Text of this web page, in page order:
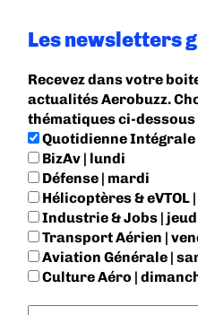
Les newsletters
Recevez dans votre
actualités Aerobuzz.
thématiques ci-dessous
Quotidienne Intégrale
BizAv | lundi
Défense | mardi
Hélicoptères & eVTOL
Industrie & Jobs |
Transport Aérien |
Aviation Générale |
Culture Aéro |